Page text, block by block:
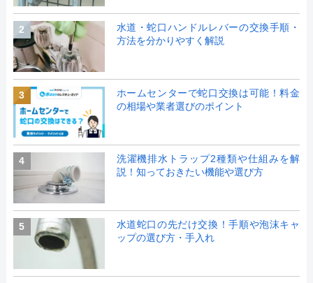
2
水道・蛇口ハンドルレバーの交換手順・
方法を分かりやすく解説
3
ホームセンターで蛇口交換は可能！料金
の相場や業者選びのポイント
4
洗濯機排水トラップ2種類や仕組みを解
説！知っておきたい機能や選び方
5
水道蛇口の先だけ交換！手順や泡沫キャ
ップの選び方・手入れ